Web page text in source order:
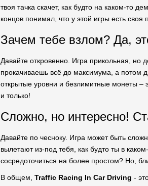
твоя тачка скачет, как будто на каком-то
концов понимал, что у этой игры есть своя
Зачем тебе взлом? Да,
Давайте откровенно. Игра прикольная, но
прокачиваешь всё до максимума, а потом
открытые уровни и безлимитные монеты –
и только!
Сложно, но интересно!
Давайте по чесноку. Игра может быть
вылетают из-под тебя, как будто ты в
сосредоточиться на более простом? Но,
В общем, Traffic Racing In Car Driving -